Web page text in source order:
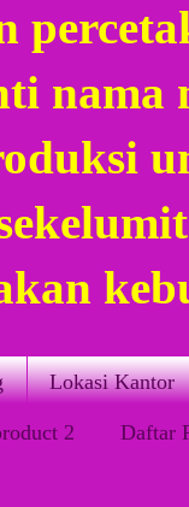
nama
Lokasi Kantor
2 Daftar